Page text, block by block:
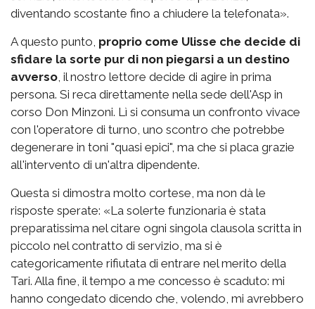
diventando scostante fino a chiudere la telefonata».
A questo punto, proprio come Ulisse che decide di
sfidare la sorte pur di non piegarsi a un destino
avverso , il nostro lettore decide di agire in prima
persona. Si reca direttamente nella sede dell'Asp in
corso Don Minzoni. Lì si consuma un confronto vivace
con l'operatore di turno, uno scontro che potrebbe
degenerare in toni "quasi epici", ma che si placa grazie
all'intervento di un'altra dipendente.
Questa si dimostra molto cortese, ma non dà le
risposte sperate: «La solerte funzionaria è stata
preparatissima nel citare ogni singola clausola scritta in
piccolo nel contratto di servizio, ma si è
categoricamente rifiutata di entrare nel merito della
Tari. Alla fine, il tempo a me concesso è scaduto: mi
hanno congedato dicendo che, volendo, mi avrebbero